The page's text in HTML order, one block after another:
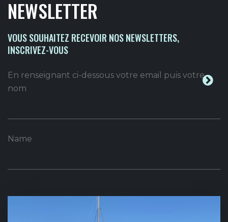
NEWSLETTER
VOUS SOUHAITEZ RECEVOIR NOS NEWSLETTERS,
INSCRIVEZ-VOUS
En renseignant ci-dessous votre email puis votre
nom
Name